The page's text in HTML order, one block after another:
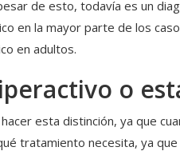
de esto, todavía es un
en la mayor parte de los
en adultos.
o
esta distinción, ya que
tratamiento necesita, ya